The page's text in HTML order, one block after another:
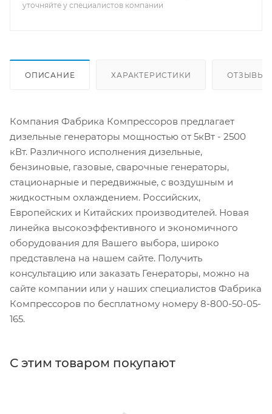
уточняйте у специалистов компании
ОПИСАНИЕ ХАРАКТЕРИСТИКИ ОТЗЫВЫ
Компания Фабрика Компрессоров предлагает
дизельные генераторы мощностью от 5кВт - 2500
кВт. Различного исполнения дизельные,
бензиновые, газовые, сварочные генераторы,
стационарные и передвижные, с воздушным и
жидкостным охлаждением. Российских,
Европейских и Китайских производителей. Новая
линейка высокоэффективного и экономичного
оборудования для Вашего выбора, широко
представлена на нашем сайте. Получить
консультацию или заказать Генераторы, можно на
сайте компании или у наших специалистов Фабрика
Компрессоров по бесплатному номеру 8-800-50-05-
165.
С этим товаром покупают